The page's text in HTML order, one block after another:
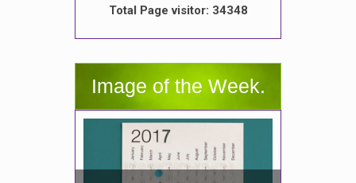
Total Page visitor: 34348
Image of the Week.